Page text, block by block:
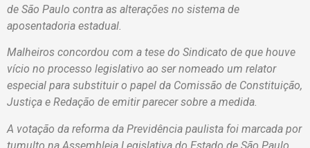
de São Paulo contra as alterações no sistema de
aposentadoria estadual.
Malheiros concordou com a tese do Sindicato de que houve
vício no processo legislativo ao ser nomeado um relator
especial para substituir o papel da Comissão de Constituição,
Justiça e Redação de emitir parecer sobre a medida.
A votação da reforma da Previdência paulista foi marcada por
tumulto na Assembleia Legislativa do Estado de São Paulo